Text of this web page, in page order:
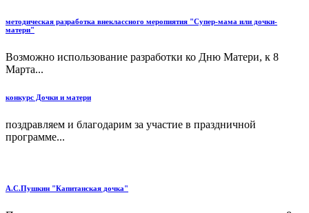
методическая разработка внеклассного меропиятия "Супер-мама или дочки-
матери"
Возможно использование разработки ко Дню Матери, к 8
Марта...
конкурс Дочки и матери
поздравляем и благодарим за участие в праздничной
программе...
А.С.Пушкин "Капитанская дочка"